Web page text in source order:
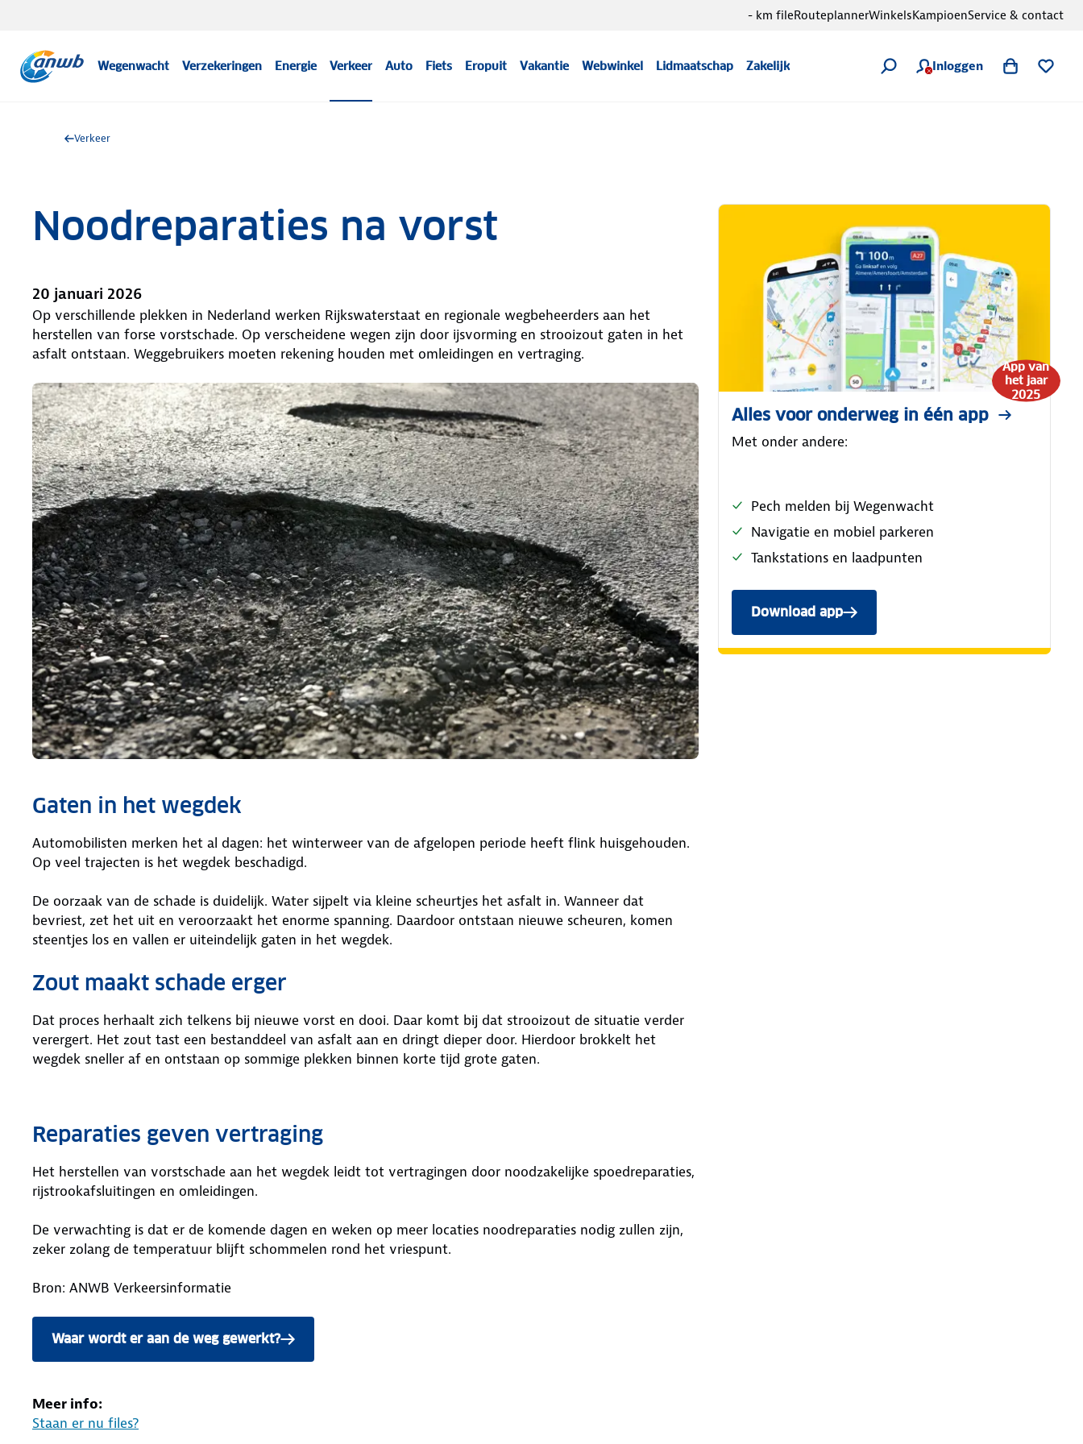
Wegenwacht Verzekeringen Energie Verkeer Auto Fiets Eropuit Vakantie Webwinkel Lidmaatschap Zakelijk Inloggen
- km fileRouteplannerWinkelsKampioenService & contact
Verkeer
Noodreparaties na vorst
20 januari 2026
Op verschillende plekken in Nederland werken Rijkswaterstaat en regionale wegbeheerders aan het
herstellen van forse vorstschade. Op verscheidene wegen zijn door ijsvorming en strooizout gaten in het
asfalt ontstaan. Weggebruikers moeten rekening houden met omleidingen en vertraging.
Gaten in het wegdek
Automobilisten merken het al dagen: het winterweer van de afgelopen periode heeft flink huisgehouden.
Op veel trajecten is het wegdek beschadigd.
De oorzaak van de schade is duidelijk. Water sijpelt via kleine scheurtjes het asfalt in. Wanneer dat
bevriest, zet het uit en veroorzaakt het enorme spanning. Daardoor ontstaan nieuwe scheuren, komen
steentjes los en vallen er uiteindelijk gaten in het wegdek.
Zout maakt schade erger
Dat proces herhaalt zich telkens bij nieuwe vorst en dooi. Daar komt bij dat strooizout de situatie verder
verergert. Het zout tast een bestanddeel van asfalt aan en dringt dieper door. Hierdoor brokkelt het
wegdek sneller af en ontstaan op sommige plekken binnen korte tijd grote gaten.
Reparaties geven vertraging
Het herstellen van vorstschade aan het wegdek leidt tot vertragingen door noodzakelijke spoedreparaties,
rijstrookafsluitingen en omleidingen.
De verwachting is dat er de komende dagen en weken op meer locaties noodreparaties nodig zullen zijn,
zeker zolang de temperatuur blijft schommelen rond het vriespunt.
Bron: ANWB Verkeersinformatie
Waar wordt er aan de weg gewerkt?
Meer info:
Staan er nu files?
App van
het jaar
2025
Alles voor onderweg in één app
Met onder andere:
Pech melden bij Wegenwacht
Navigatie en mobiel parkeren
Tankstations en laadpunten
Download app